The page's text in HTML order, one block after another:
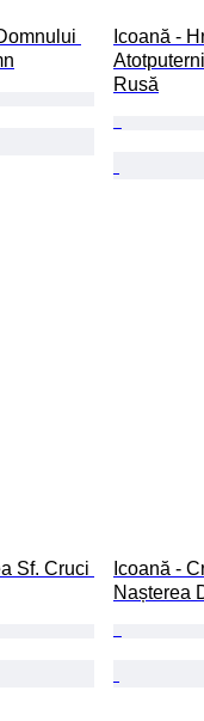
Icoană -
Rusă
Sf. Cruci
Icoană -
Nașterea